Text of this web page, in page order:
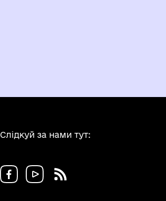
Слідкуй за нами тут: